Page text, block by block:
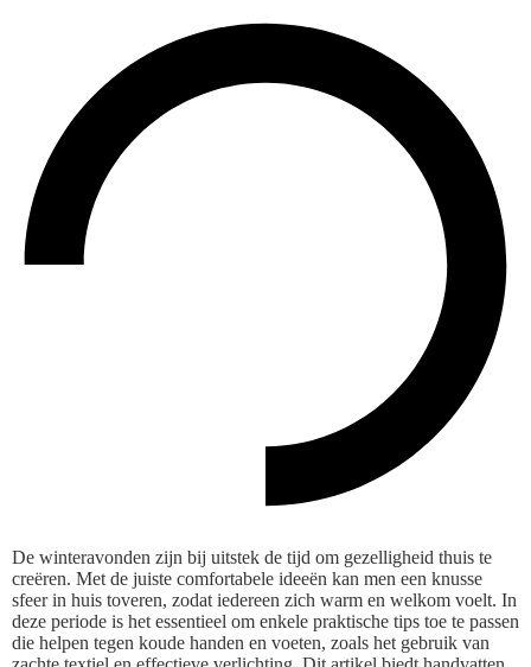
De winteravonden zijn bij uitstek de tijd om gezelligheid thuis te
creëren. Met de juiste comfortabele ideeën kan men een knusse
sfeer in huis toveren, zodat iedereen zich warm en welkom voelt. In
deze periode is het essentieel om enkele praktische tips toe te passen
die helpen tegen koude handen en voeten, zoals het gebruik van